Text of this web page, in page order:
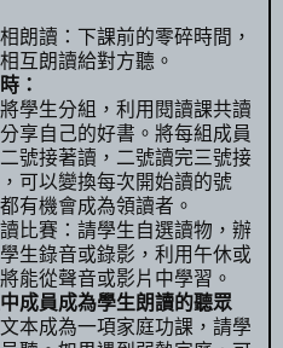
朗讀：下課前的零碎時間，
互朗讀給對方聽。
：
學生分組，利用閱讀課共讀
享自己的好書。將每組成員
號接著讀，二號讀完三號接
可以變換每次開始讀的號
有機會成為領讀者。
比賽：請學生自選讀物，辦
生錄音或錄影，利用午休或
能從聲音或影片中學習。
成員成為學生朗讀的聽眾
本成為一項家庭功課，請學